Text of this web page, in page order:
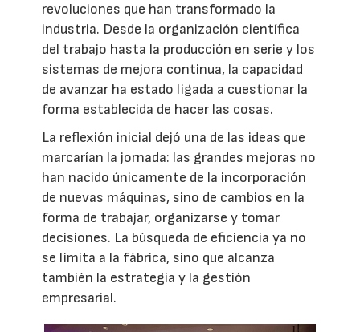
revoluciones que han transformado la
industria. Desde la organización científica
del trabajo hasta la producción en serie y los
sistemas de mejora continua, la capacidad
de avanzar ha estado ligada a cuestionar la
forma establecida de hacer las cosas.
La reflexión inicial dejó una de las ideas que
marcarían la jornada: las grandes mejoras no
han nacido únicamente de la incorporación
de nuevas máquinas, sino de cambios en la
forma de trabajar, organizarse y tomar
decisiones. La búsqueda de eficiencia ya no
se limita a la fábrica, sino que alcanza
también la estrategia y la gestión
empresarial.